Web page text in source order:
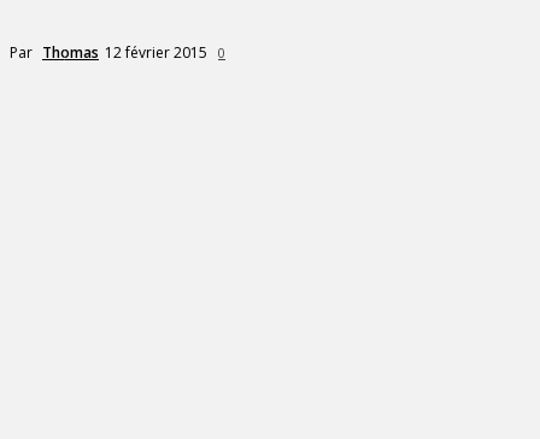
Par Thomas 12 février 2015 0